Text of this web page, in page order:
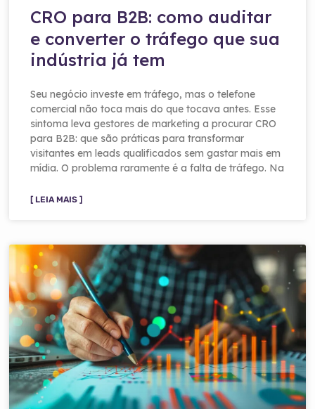
CRO para B2B: como auditar
e converter o tráfego que sua
indústria já tem
Seu negócio investe em tráfego, mas o telefone
comercial não toca mais do que tocava antes. Esse
sintoma leva gestores de marketing a procurar CRO
para B2B: que são práticas para transformar
visitantes em leads qualificados sem gastar mais em
mídia. O problema raramente é a falta de tráfego. Na
[ LEIA MAIS ]